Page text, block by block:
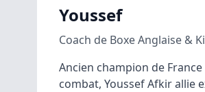
Youssef
Coach de Boxe Anglaise &
Ancien champion de
combat, Youssef Afkir allie